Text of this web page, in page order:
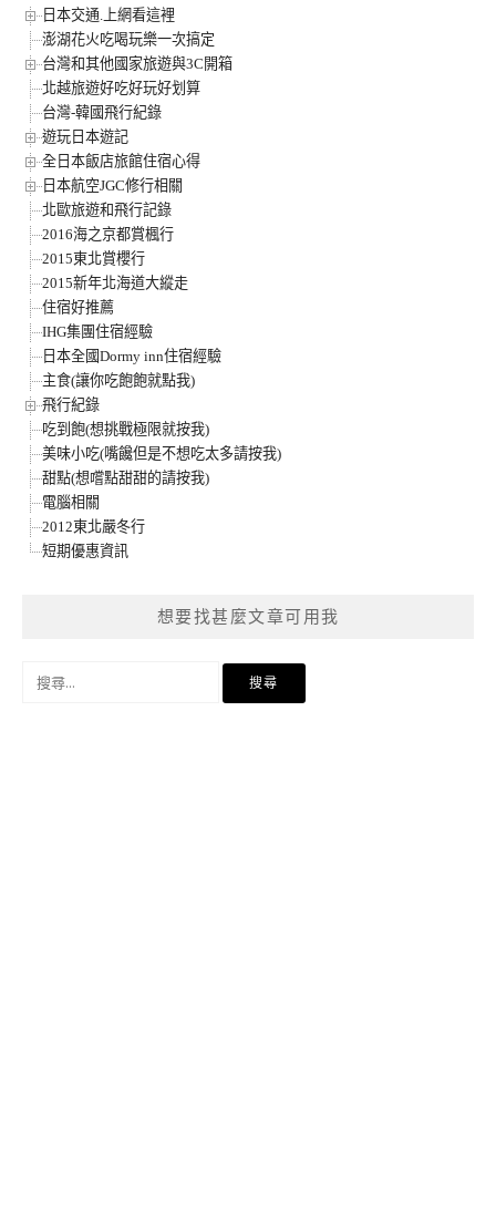
日本交通.上網看這裡
澎湖花火吃喝玩樂一次搞定
台灣和其他國家旅遊與3C開箱
北越旅遊好吃好玩好划算
台灣-韓國飛行紀錄
遊玩日本遊記
全日本飯店旅館住宿心得
日本航空JGC修行相關
北歐旅遊和飛行記錄
2016海之京都賞楓行
2015東北賞櫻行
2015新年北海道大縱走
住宿好推薦
IHG集團住宿經驗
日本全國Dormy inn住宿經驗
主食(讓你吃飽飽就點我)
飛行紀錄
吃到飽(想挑戰極限就按我)
美味小吃(嘴饞但是不想吃太多請按我)
甜點(想嚐點甜甜的請按我)
電腦相關
2012東北嚴冬行
短期優惠資訊
想要找甚麼文章可用我